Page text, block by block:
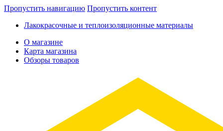
Пропустить навигацию Пропустить контент
Лакокрасочные и теплоизоляционные материалы
О магазине
Карта магазина
Обзоры товаров